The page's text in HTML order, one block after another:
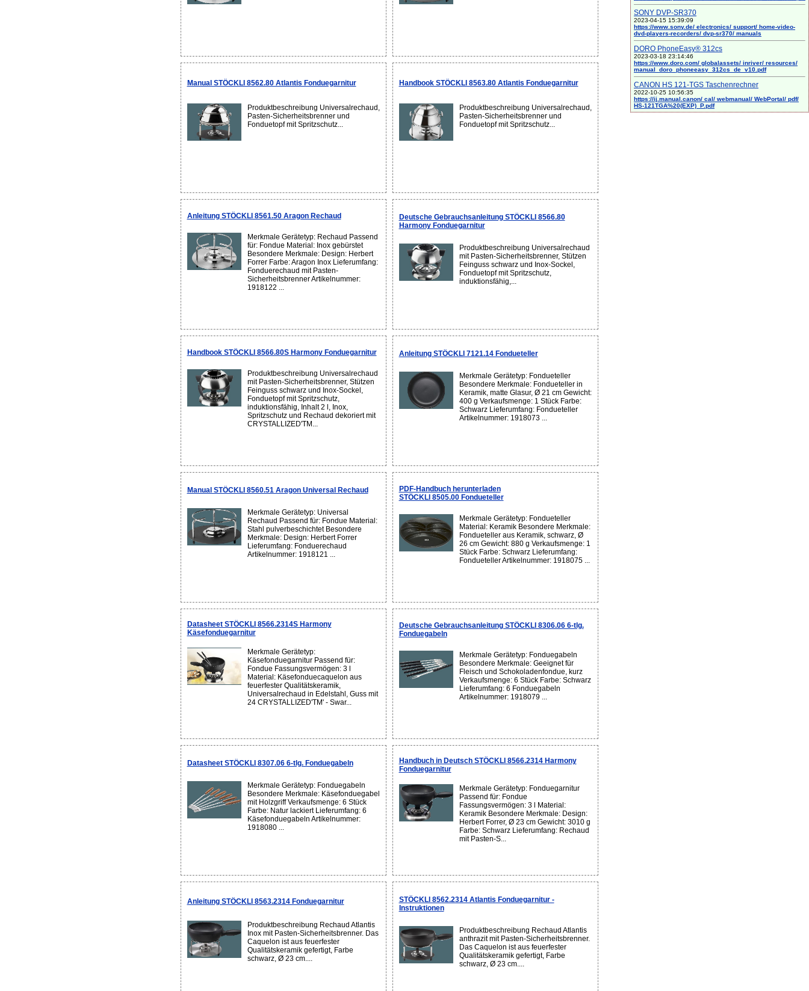
Manual STÖCKLI 8562.80 Atlantis Fonduegarnitur
Produktbeschreibung Universalrechaud,
Pasten-Sicherheitsbrenner und
Fonduetopf mit Spritzschutz...
Handbook STÖCKLI 8563.80 Atlantis Fonduegarnitur
Produktbeschreibung Universalrechaud,
Pasten-Sicherheitsbrenner und
Fonduetopf mit Spritzschutz...
Anleitung STÖCKLI 8561.50 Aragon Rechaud
Merkmale Gerätetyp: Rechaud Passend
für: Fondue Material: Inox gebürstet
Besondere Merkmale: Design: Herbert
Forrer Farbe: Aragon Inox Lieferumfang:
Fonduerechaud mit Pasten-
Sicherheitsbrenner Artikelnummer:
1918122 ...
Deutsche Gebrauchsanleitung STÖCKLI 8566.80
Harmony Fonduegarnitur
Produktbeschreibung Universalrechaud
mit Pasten-Sicherheitsbrenner, Stützen
Feinguss schwarz und Inox-Sockel,
Fonduetopf mit Spritzschutz,
induktionsfähig,...
Handbook STÖCKLI 8566.80S Harmony Fonduegarnitur
Produktbeschreibung Universalrechaud
mit Pasten-Sicherheitsbrenner, Stützen
Feinguss schwarz und Inox-Sockel,
Fonduetopf mit Spritzschutz,
induktionsfähig, Inhalt 2 l, Inox,
Spritzschutz und Rechaud dekoriert mit
CRYSTALLIZED'TM...
Anleitung STÖCKLI 7121.14 Fondueteller
Merkmale Gerätetyp: Fondueteller
Besondere Merkmale: Fondueteller in
Keramik, matte Glasur, Ø 21 cm Gewicht:
400 g Verkaufsmenge: 1 Stück Farbe:
Schwarz Lieferumfang: Fondueteller
Artikelnummer: 1918073 ...
Manual STÖCKLI 8560.51 Aragon Universal Rechaud
Merkmale Gerätetyp: Universal
Rechaud Passend für: Fondue Material:
Stahl pulverbeschichtet Besondere
Merkmale: Design: Herbert Forrer
Lieferumfang: Fonduerechaud
Artikelnummer: 1918121 ...
PDF-Handbuch herunterladen
STÖCKLI 8505.00 Fondueteller
Merkmale Gerätetyp: Fondueteller
Material: Keramik Besondere Merkmale:
Fondueteller aus Keramik, schwarz, Ø
26 cm Gewicht: 880 g Verkaufsmenge: 1
Stück Farbe: Schwarz Lieferumfang:
Fondueteller Artikelnummer: 1918075 ...
Datasheet STÖCKLI 8566.2314S Harmony
Käsefonduegarnitur
Merkmale Gerätetyp:
Käsefonduegarnitur Passend für:
Fondue Fassungsvermögen: 3 l
Material: Käsefonduecaquelon aus
feuerfester Qualitätskeramik,
Universalrechaud in Edelstahl, Guss mit
24 CRYSTALLIZED'TM' - Swar...
Deutsche Gebrauchsanleitung STÖCKLI 8306.06 6-tlg.
Fonduegabeln
Merkmale Gerätetyp: Fonduegabeln
Besondere Merkmale: Geeignet für
Fleisch und Schokoladenfondue, kurz
Verkaufsmenge: 6 Stück Farbe: Schwarz
Lieferumfang: 6 Fonduegabeln
Artikelnummer: 1918079 ...
Datasheet STÖCKLI 8307.06 6-tlg. Fonduegabeln
Merkmale Gerätetyp: Fonduegabeln
Besondere Merkmale: Käsefonduegabel
mit Holzgriff Verkaufsmenge: 6 Stück
Farbe: Natur lackiert Lieferumfang: 6
Käsefonduegabeln Artikelnummer:
1918080 ...
Handbuch in Deutsch STÖCKLI 8566.2314 Harmony
Fonduegarnitur
Merkmale Gerätetyp: Fonduegarnitur
Passend für: Fondue
Fassungsvermögen: 3 l Material:
Keramik Besondere Merkmale: Design:
Herbert Forrer, Ø 23 cm Gewicht: 3010 g
Farbe: Schwarz Lieferumfang: Rechaud
mit Pasten-S...
Anleitung STÖCKLI 8563.2314 Fonduegarnitur
Produktbeschreibung Rechaud Atlantis
Inox mit Pasten-Sicherheitsbrenner. Das
Caquelon ist aus feuerfester
Qualitätskeramik gefertigt, Farbe
schwarz, Ø 23 cm....
STÖCKLI 8562.2314 Atlantis Fonduegarnitur -
Instruktionen
Produktbeschreibung Rechaud Atlantis
anthrazit mit Pasten-Sicherheitsbrenner.
Das Caquelon ist aus feuerfester
Qualitätskeramik gefertigt, Farbe
schwarz, Ø 23 cm....
SONY DVP-SR370
2023-04-15 15:39:09
https://www.sony.de/ electronics/ support/ home-video-
dvd-players-recorders/ dvp-sr370/ manuals
DORO PhoneEasy® 312cs
2023-03-18 23:14:46
https://www.doro.com/ globalassets/ inriver/ resources/
manual_doro_phoneeasy_312cs_de_v10.pdf
CANON HS 121-TGS Taschenrechner
2022-10-25 10:56:35
https://ij.manual.canon/ cal/ webmanual/ WebPortal/ pdf/
HS-121TGA%20(EXP)_P.pdf